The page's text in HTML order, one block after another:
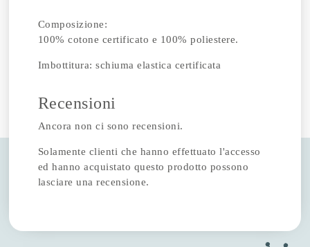
Composizione:
100% cotone certificato e 100% poliestere.
Imbottitura: schiuma elastica certificata
Recensioni
Ancora non ci sono recensioni.
Solamente clienti che hanno effettuato l'accesso
ed hanno acquistato questo prodotto possono
lasciare una recensione.